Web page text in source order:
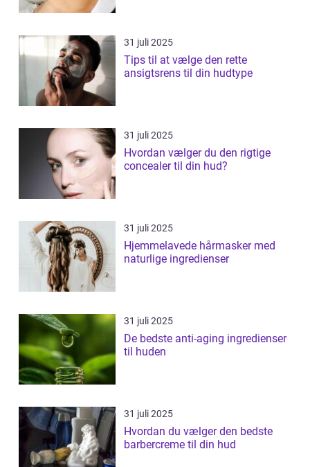
31 juli 2025
Tips til at vælge den rette
ansigtsrens til din hudtype
31 juli 2025
Hvordan vælger du den rigtige
concealer til din hud?
31 juli 2025
Hjemmelavede hårmasker med
naturlige ingredienser
31 juli 2025
De bedste anti-aging ingredienser
til huden
31 juli 2025
Hvordan du vælger den bedste
barbercreme til din hud